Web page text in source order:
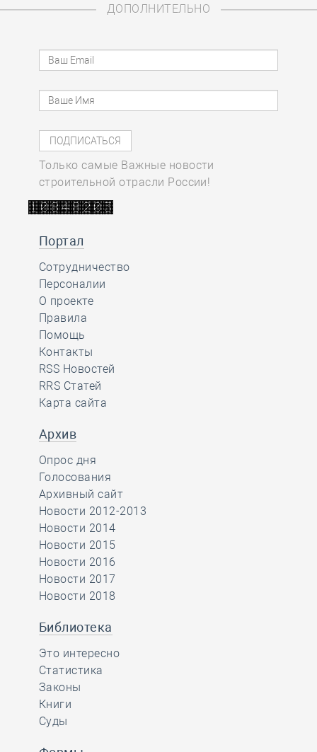
ДОПОЛНИТЕЛЬНО
Только самые Важные новости
строительной отрасли России!
Портал
Сотрудничество
Персоналии
О проекте
Правила
Помощь
Контакты
RSS Новостей
RRS Статей
Карта сайта
Архив
Опрос дня
Голосования
Архивный сайт
Новости 2012-2013
Новости 2014
Новости 2015
Новости 2016
Новости 2017
Новости 2018
Библиотека
Это интересно
Статистика
Законы
Книги
Суды